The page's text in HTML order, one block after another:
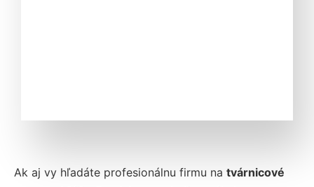
Ak aj vy hľadáte profesionálnu firmu na tvárnicové